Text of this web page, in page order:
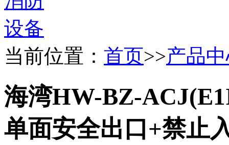
当前位置： 首页>>产品
海湾HW-BZ-
单面安全出口+禁止